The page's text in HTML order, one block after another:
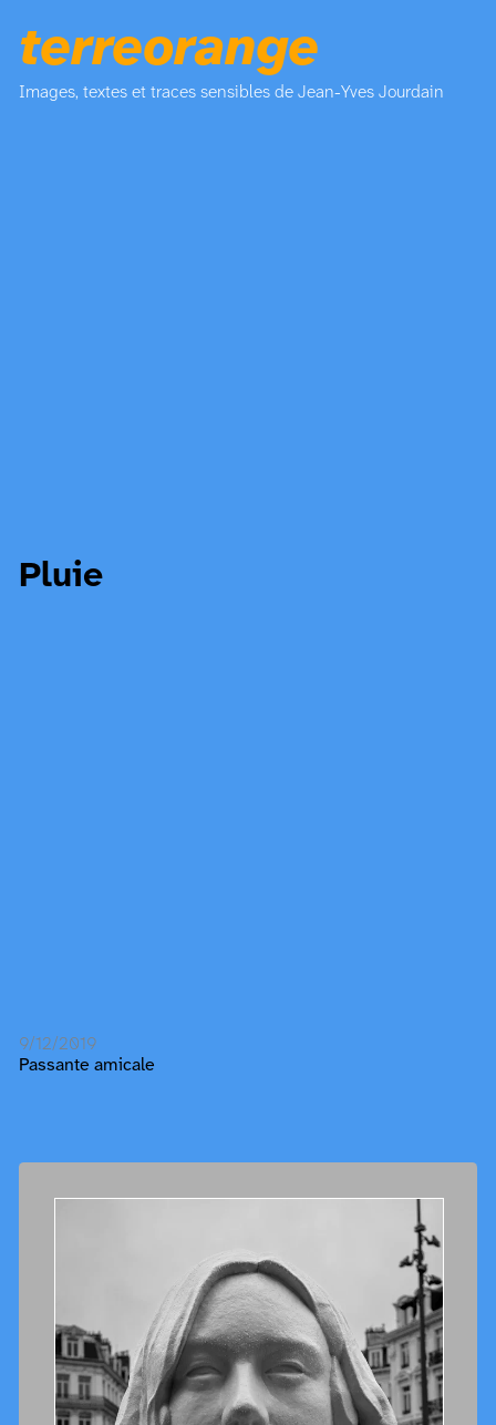
terreorange
Images, textes et traces sensibles de Jean-Yves Jourdain
Pluie
9/12/2019
Passante amicale